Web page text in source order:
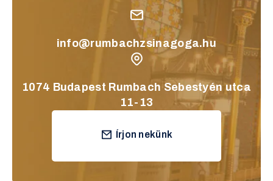
info@rumbachzsinagoga.hu
1074 Budapest Rumbach Sebestyén utca
11-13
Írjon nekünk